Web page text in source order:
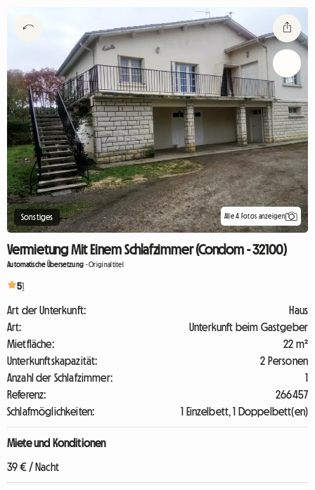
Sonstiges Alle 4 Fotos anzeigen
Vermietung Mit Einem Schlafzimmer (Condom - 32100)
Automatische Übersetzung -Originaltitel
51
Art der Unterkunft:
Haus
Art:
Unterkunft beim Gastgeber
Mietfläche:
22 m²
Unterkunftskapazität:
2 Personen
Anzahl der Schlafzimmer:
1
Referenz:
266457
Schlafmöglichkeiten:
1 Einzelbett, 1 Doppelbett(en)
Miete und Konditionen
39 € / Nacht